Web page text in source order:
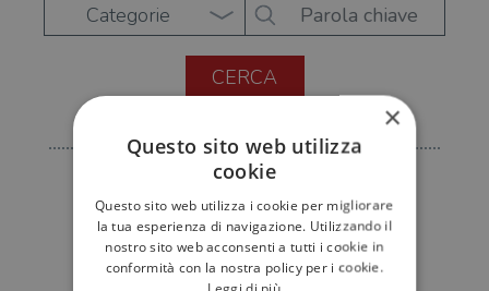
Categorie
×
Questo sito web utilizza
cookie
Questo sito web utilizza i cookie per migliorare
la tua esperienza di navigazione. Utilizzando il
nostro sito web acconsenti a tutti i cookie in
conformità con la nostra policy per i cookie.